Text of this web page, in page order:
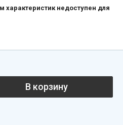
недоступен для
В корзину